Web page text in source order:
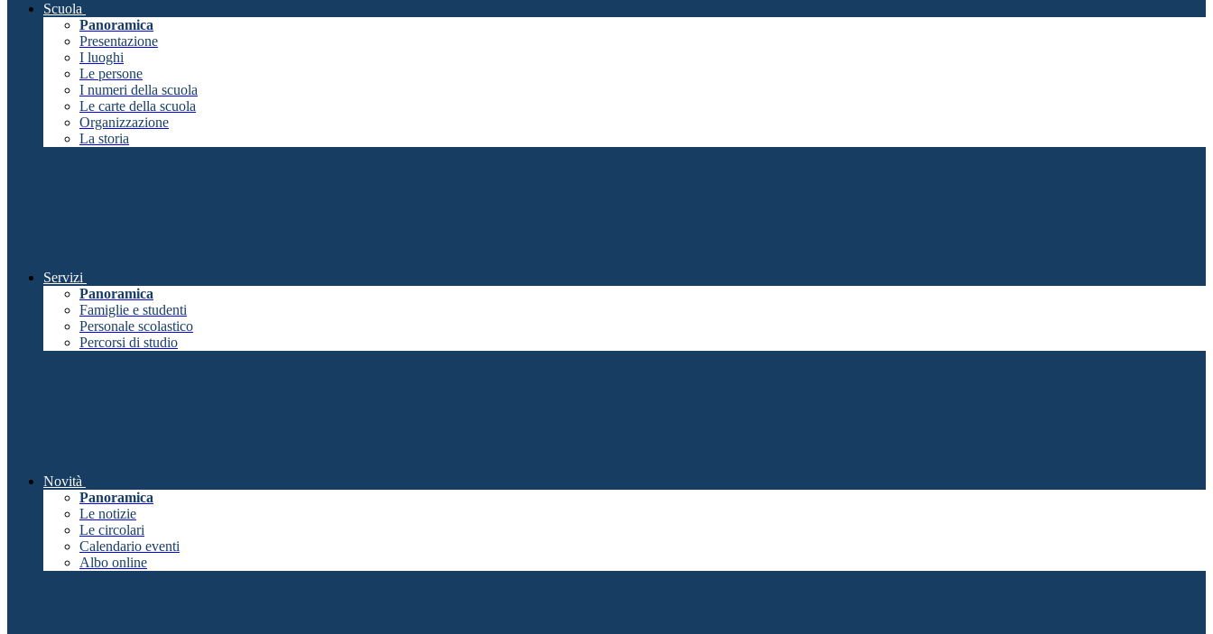
Scuola
Panoramica
Presentazione
I luoghi
Le persone
I numeri della scuola
Le carte della scuola
Organizzazione
La storia
Servizi
Panoramica
Famiglie e studenti
Personale scolastico
Percorsi di studio
Novità
Panoramica
Le notizie
Le circolari
Calendario eventi
Albo online